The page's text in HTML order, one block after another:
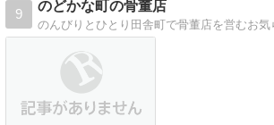
9
のどかな町の骨董店